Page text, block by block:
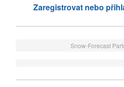
Zaregistrovat nebo
Snow-Forecast